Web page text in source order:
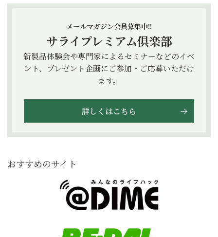
メールマガジン会員募集中!!
サライプレミアム倶楽部
新製品体験会や専門家によるセミナーなどのイベ
ント、プレゼント企画にご参加・ご応募いただけ
ます。
詳しくはこちら
おすすめのサイト